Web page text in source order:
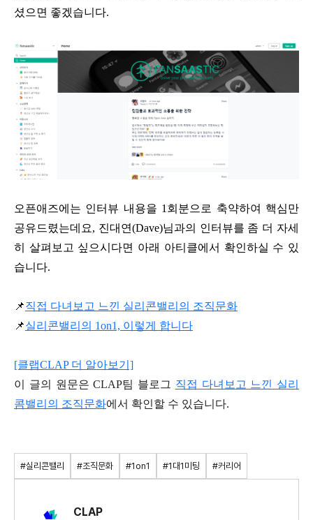
셨으면 좋겠습니다.
오픈애즈에는 인터뷰 내용을 1회분으로 축약하여 핵심만
공유드렸는데요, 진대연(Dave)님과의 인터뷰를 좀 더 자세
히 살펴보고 싶으시다면 아래 아티클에서 확인하실 수 있
습니다.
📌직접 다녀보고 느낀 실리콘밸리의 조직문화
📌실리콘밸리의 1on1, 이렇게 합니다
[클랩CLAP 더 알아보기]
이 글의 원문은 CLAP팀 블로그 직접 다녀보고 느낀 실리
콤밸리의 조직문화에서 확인할 수 있습니다.
#실리콘밸리 #조직문화 #1on1 #1대1미팅 #커리어
CLAP